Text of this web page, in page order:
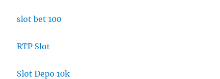
slot bet 100
RTP Slot
Slot Depo 10k